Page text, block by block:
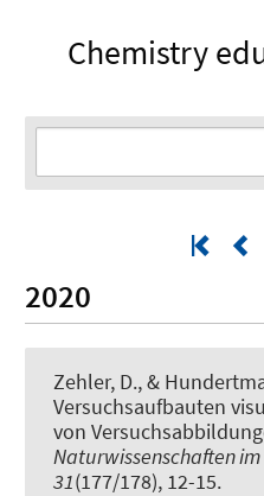
Chemistry
2020
Zehler, D., &
Versuchsaufbauten
von
Naturwissenschaften
31(177/178), 12-15.